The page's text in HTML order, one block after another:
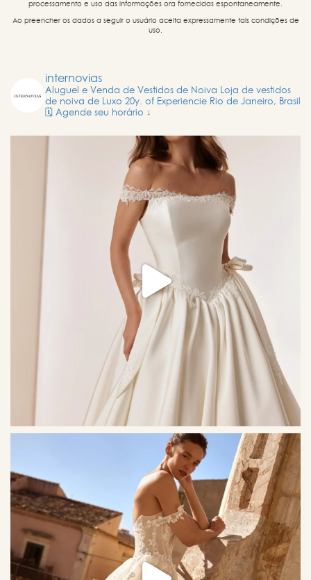
processamento e uso das informações ora fornecidas espontaneamente.
Ao preencher os dados a seguir o usuário aceita expressamente tais condições de
uso.
internovias
Aluguel e Venda de Vestidos de Noiva Loja de vestidos
de noiva de Luxo 20y. of Experiencie Rio de Janeiro, Brasil
🗓️ Agende seu horário ↓